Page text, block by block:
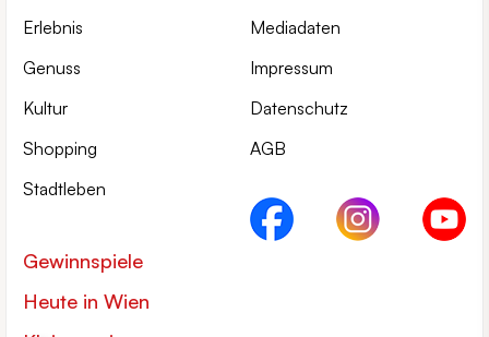
Erlebnis
Genuss
Kultur
Shopping
Stadtleben
Gewinnspiele
Heute in Wien
Mediadaten
Impressum
Datenschutz
AGB